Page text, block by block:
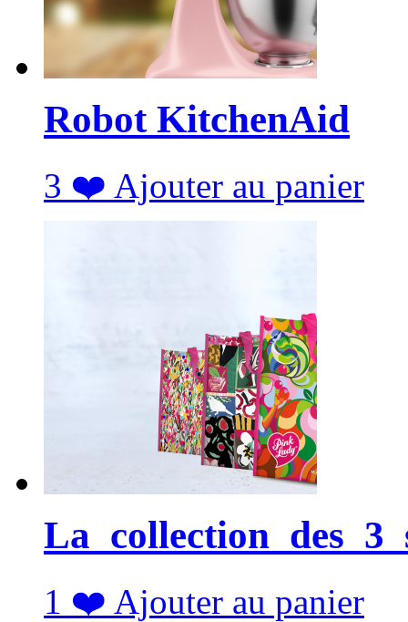
Robot KitchenAid
3 ❤️ Ajouter au panier
1 ❤️ Ajouter au panier